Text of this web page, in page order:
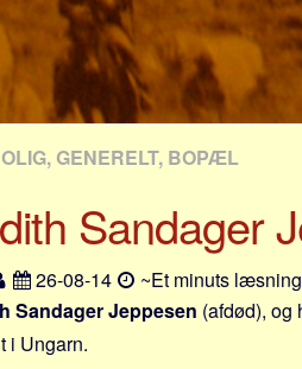
GENERELT, BOPÆL
Sandager
26-08-14
~Et minuts læsning
Sandager Jeppesen (afdød), og
i Ungarn.